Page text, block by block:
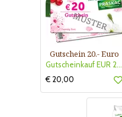
Gutschein 20.- Euro
Gutscheinkauf EUR 20.-
€ 20,00